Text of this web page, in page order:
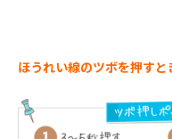
ほうれい線のツボを押す